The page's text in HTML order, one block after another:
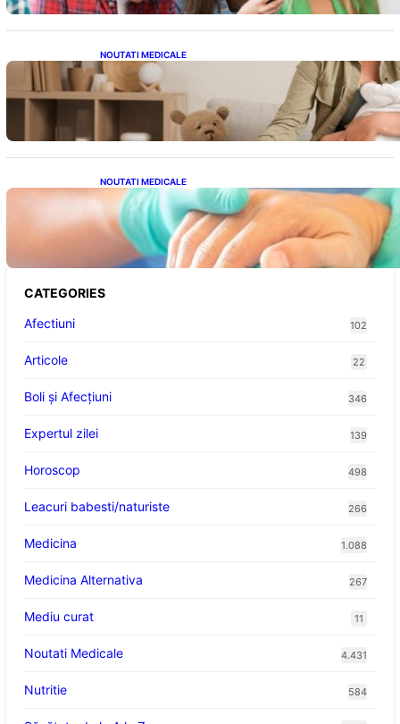
NOUTATI MEDICALE
Compararea pompelor de sân electrice și
manuale: Alegerea ideală pentru mamele
moderne
NOUTATI MEDICALE
Ghid complet pentru operația gratuită a
mâinii în sistemul public de sănătate: pași,
avantaje și recuperare
CATEGORIES
Afectiuni
102
Articole 22
Boli și Afecțiuni 346
Expertul zilei 139
Horoscop 498
Leacuri babesti/naturiste 266
Medicina 1.088
Medicina Alternativa 267
Mediu curat 11
Noutati Medicale 4.431
Nutritie 584